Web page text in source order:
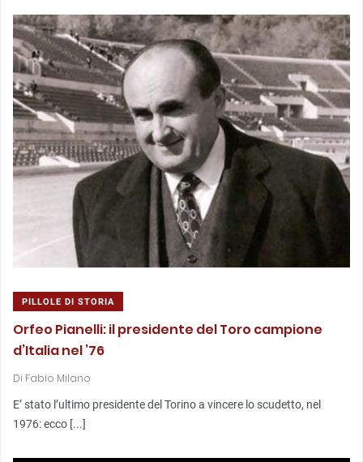
PILLOLE DI STORIA
Orfeo Pianelli: il presidente del Toro campione
d’Italia nel ’76
Di Fabio Milano
E’ stato l’ultimo presidente del Torino a vincere lo scudetto, nel
1976: ecco [...]